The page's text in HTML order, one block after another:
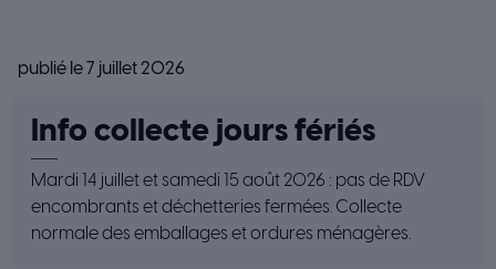
publié le 7 juillet 2026
Info collecte jours fériés
Mardi 14 juillet et samedi 15 août 2026 : pas de RDV
encombrants et déchetteries fermées. Collecte
normale des emballages et ordures ménagères.